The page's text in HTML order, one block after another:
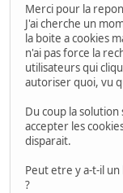
Merci pour la
J'ai cherche un
la boite a cookies
n'ai pas force la
utilisateurs qui
autoriser quoi, vu
Du coup la
accepter les
disparait.
Peut etre y a-t-il
?